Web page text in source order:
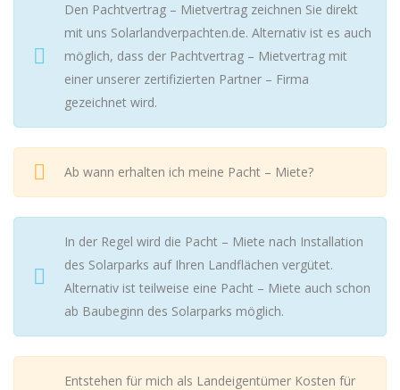
Den Pachtvertrag – Mietvertrag zeichnen Sie direkt
mit uns Solarlandverpachten.de. Alternativ ist es auch
möglich, dass der Pachtvertrag – Mietvertrag mit
einer unserer zertifizierten Partner – Firma
gezeichnet wird.
Ab wann erhalten ich meine Pacht – Miete?
In der Regel wird die Pacht – Miete nach Installation
des Solarparks auf Ihren Landflächen vergütet.
Alternativ ist teilweise eine Pacht – Miete auch schon
ab Baubeginn des Solarparks möglich.
Entstehen für mich als Landeigentümer Kosten für